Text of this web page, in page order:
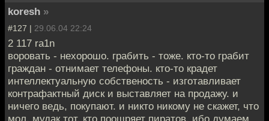
koresh »
#127 | 29.06.04 22:24
2 117 ra1n
воровать - нехорошо. грабить - тоже. кто-то грабит
граждан - отнимает телефоны. кто-то крадет
интеллектуальную собственость - изготавливает
контрафактный диск и выставляет на продажу. и
ничего ведь, покупают. и никто никому не скажет, что